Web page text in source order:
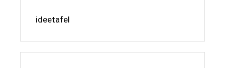
ideetafel